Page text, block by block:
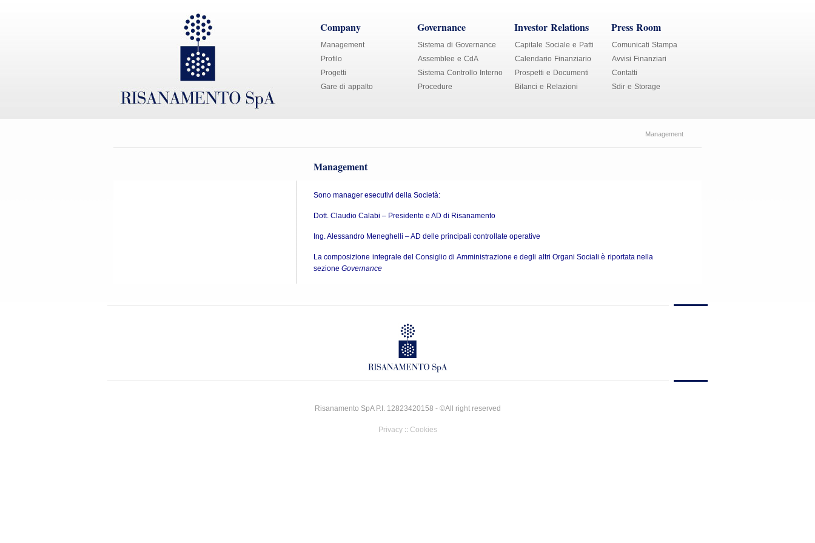
Company
Management
Profilo
Progetti
Gare di appalto
Governance
Sistema di Governance
Assemblee e CdA
Sistema Controllo Interno
Procedure
Investor Relations
Capitale Sociale e Patti
Calendario Finanziario
Prospetti e Documenti
Bilanci e Relazioni
Press Room
Comunicati Stampa
Avvisi Finanziari
Contatti
Sdir e Storage
Management
Management
Sono manager esecutivi della Società:
Dott. Claudio Calabi – Presidente e AD di Risanamento
Ing. Alessandro Meneghelli – AD delle principali controllate operative
La composizione integrale del Consiglio di Amministrazione e degli altri Organi Sociali è riportata nella
sezione Governance
Risanamento SpA P.I. 12823420158 - ©All right reserved
Privacy:: Cookies